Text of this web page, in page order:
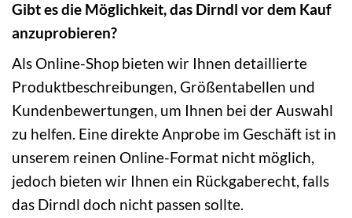
Gibt es die Möglichkeit, das Dirndl vor dem Kauf
anzuprobieren?
Als Online-Shop bieten wir Ihnen detaillierte
Produktbeschreibungen, Größentabellen und
Kundenbewertungen, um Ihnen bei der Auswahl
zu helfen. Eine direkte Anprobe im Geschäft ist in
unserem reinen Online-Format nicht möglich,
jedoch bieten wir Ihnen ein Rückgaberecht, falls
das Dirndl doch nicht passen sollte.